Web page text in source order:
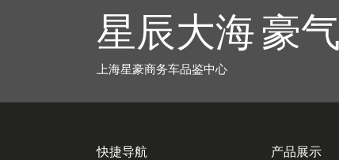
星辰大海 豪
上海星豪商务车品鉴中心
快捷导航 产品展示